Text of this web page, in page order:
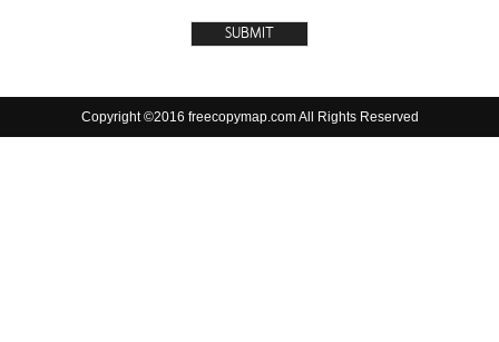
Copyright ©2016 freecopymap.com All Rights Reserved